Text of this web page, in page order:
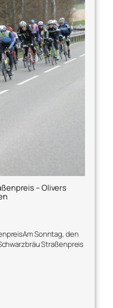
– Olivers
Sonntag, den
Straßenpreis